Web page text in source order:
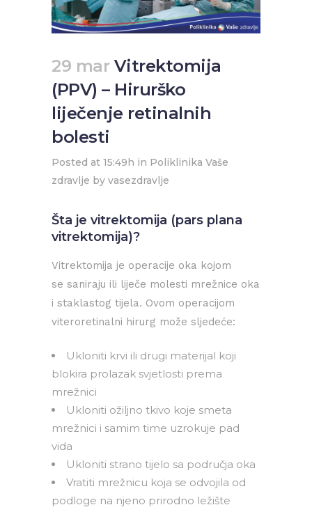
29 marVitrektomija
(PPV) – Hirurško
liječenje retinalnih
bolesti
Posted at 15:49h in Poliklinika Vaše
zdravlje by vasezdravlje
Šta je vitrektomija (pars plana
vitrektomija)?
Vitrektomija je operacije oka kojom
se saniraju ili liječe molesti mrežnice oka
i staklastog tijela. Ovom operacijom
viteroretinalni hirurg može sljedeće:
Ukloniti krvi ili drugi materijal koji
blokira prolazak svjetlosti prema
mrežnici
Ukloniti ožiljno tkivo koje smeta
mrežnici i samim time uzrokuje pad
vida
Ukloniti strano tijelo sa područja oka
Vratiti mrežnicu koja se odvojila od
podloge na njeno prirodno ležište